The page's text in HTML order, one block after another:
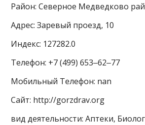
Район: Северное Медведково
Адрес: Заревый проезд, 10
Индекс: 127282.0
Телефон: +7 (499) 653‒62‒77
Мобильный Телефон: nan
Сайт: http://gorzdrav.org
вид деятельности: Аптеки,